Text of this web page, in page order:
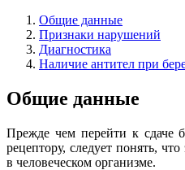
Общие данные
Признаки нарушений
Диагностика
Наличие антител при
Общие данные
Прежде чем перейти к сдаче
рецептору, следует понять,
в человеческом организме.